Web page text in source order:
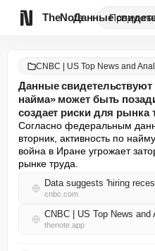
TheNote Продукты
CNBC | US Top News and
Данные свидетельствуют
найма» может быть
создает риски для рынка
Согласно федеральным
вторник, активность по
война в Иране угрожает
рынке труда.
cnbc.com
CNBC | US Top News
thenote.app